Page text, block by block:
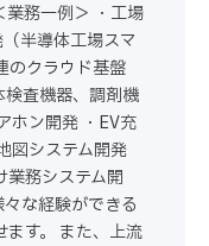
業務一例＞ ・工場
半導体工場スマ
のクラウド基盤
査機器、調剤機
ホン開発 ・EV充
図システム開発
業務システム開
な経験ができる
す。 また、上流